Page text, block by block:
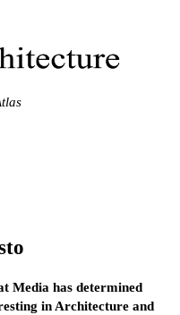
Media has determined
in Architecture and